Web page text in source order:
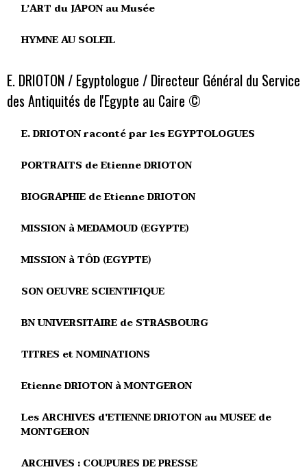
L’ART du JAPON au Musée
HYMNE AU SOLEIL
E. DRIOTON / Egyptologue / Directeur Général du Service
des Antiquités de l'Egypte au Caire ©
E. DRIOTON raconté par les EGYPTOLOGUES
PORTRAITS de Etienne DRIOTON
BIOGRAPHIE de Etienne DRIOTON
MISSION à MEDAMOUD (EGYPTE)
MISSION à TÔD (EGYPTE)
SON OEUVRE SCIENTIFIQUE
BN UNIVERSITAIRE de STRASBOURG
TITRES et NOMINATIONS
Etienne DRIOTON à MONTGERON
Les ARCHIVES d'ETIENNE DRIOTON au MUSEE de
MONTGERON
ARCHIVES : COUPURES DE PRESSE